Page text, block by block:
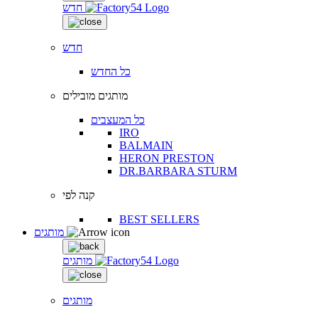
חדש
חדש
כל החדש
מותגים מובילים
כל המעצבים
IRO
BALMAIN
HERON PRESTON
DR.BARBARA STURM
קנה לפי
BEST SELLERS
מותגים
מותגים